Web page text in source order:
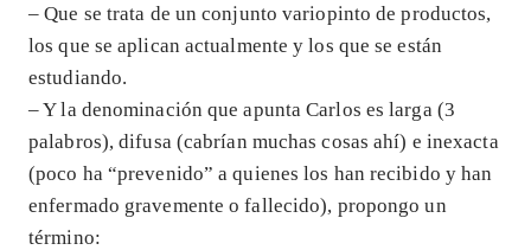
– Que se trata de un conjunto variopinto de productos,
los que se aplican actualmente y los que se están
estudiando.
– Y la denominación que apunta Carlos es larga (3
palabros), difusa (cabrían muchas cosas ahí) e inexacta
(poco ha “prevenido” a quienes los han recibido y han
enfermado gravemente o fallecido), propongo un
término: